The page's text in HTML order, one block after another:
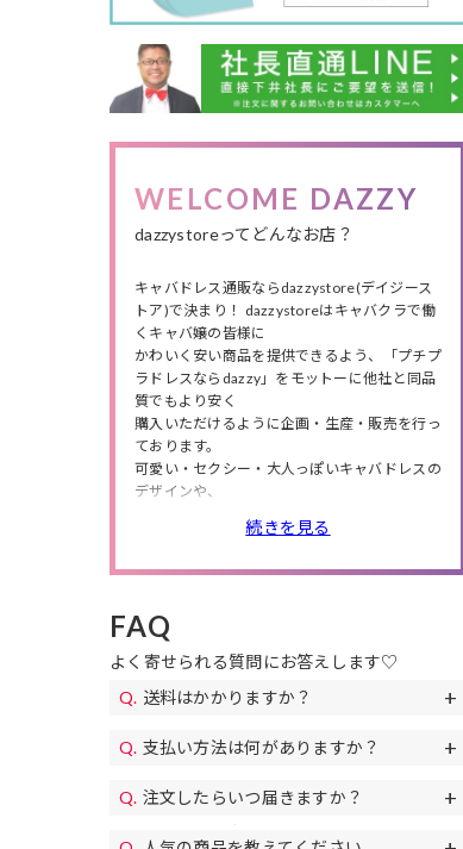
WELCOME DAZZY
dazzystoreってどんなお店？
キャバドレス通販ならdazzystore(デイジース
トア)で決まり！ dazzystoreはキャバクラで働
くキャバ嬢の皆様に
かわいく安い商品を提供できるよう、「プチプ
ラドレスならdazzy」をモットーに他社と同品
質でもより安く
購入いただけるように企画・生産・販売を行っ
ております。
可愛い・セクシー・大人っぽいキャバドレスの
デザインや、
私服や同伴で使えるワンピースも多数取り扱っ
シチュエーションやニーズによってドレスが選
べます。
お得なクーポンも配布!下着やアクセサリー、
土日祝日も午後遅くまで当日発送しており
すぐにお届けします。
続きを見る
FAQ
よく寄せられる質問にお答えします♡
送料はかかりますか？
11,000円(税込)以上のご注文で送料無料
になります。毎月イベントで送料無料の
日もあります。
支払い方法は何がありますか？
ャリア決済、RPay(楽天Pay)、NP後払
い、Paidyがご利用いただけます。
注文したらいつ届きますか？